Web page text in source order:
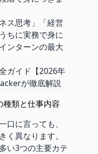
ス思考」「経営
ちに実務で身に
ンターンの最大
ガイド【2026年
が徹底解説
種類と仕事内容
口に言っても、
く異なります。
い3つの主要カテ